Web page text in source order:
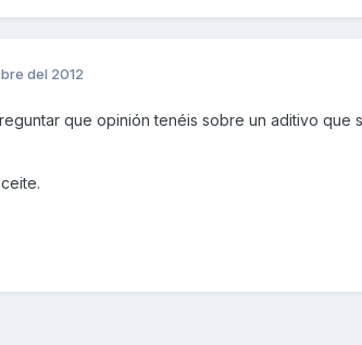
del 2012
que opinión tenéis sobre un aditivo que